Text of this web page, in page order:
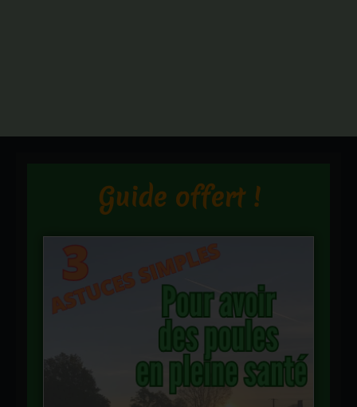
Guide offert !